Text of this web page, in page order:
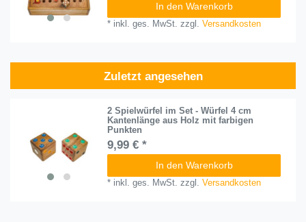
In den Warenkorb
* inkl. ges. MwSt. zzgl.Versandkosten
Zuletzt angesehen
2 Spielwürfel im Set - Würfel 4 cm
Kantenlänge aus Holz mit farbigen
Punkten
9,99 € *
In den Warenkorb
* inkl. ges. MwSt. zzgl.Versandkosten